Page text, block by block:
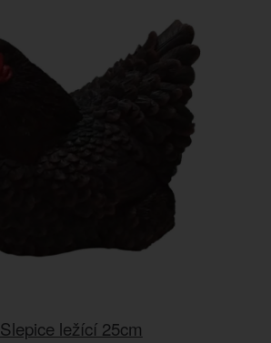
Slepice ležící 25cm